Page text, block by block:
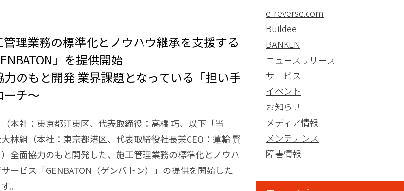
管理業務の標準化とノウハウ継承を支援する
」を提供開始
のもと開発 業界課題となっている「担い手
ーチ～
本社：東京都江東区、代表取締役：高橋 巧、以下「当
林組（本社：東京都港区、代表取締役社長兼CEO：蓮輪 賢
全面協力のもと開発した、施工管理業務の標準化とノウハ
ービス「GENBATON（ゲンバトン）」の提供を開始した
。
e-reverse.com
Buildee
BANKEN
ニュースリリース
サービス
イベント
お知らせ
メディア情報
メンテナンス
障害情報